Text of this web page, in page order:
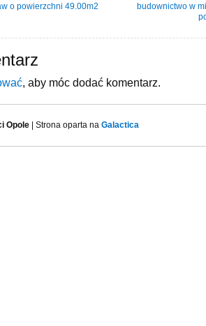
o powierzchni 49.00m2
budownictwo w
, aby móc dodać komentarz.
Opole | Strona oparta na Galactica